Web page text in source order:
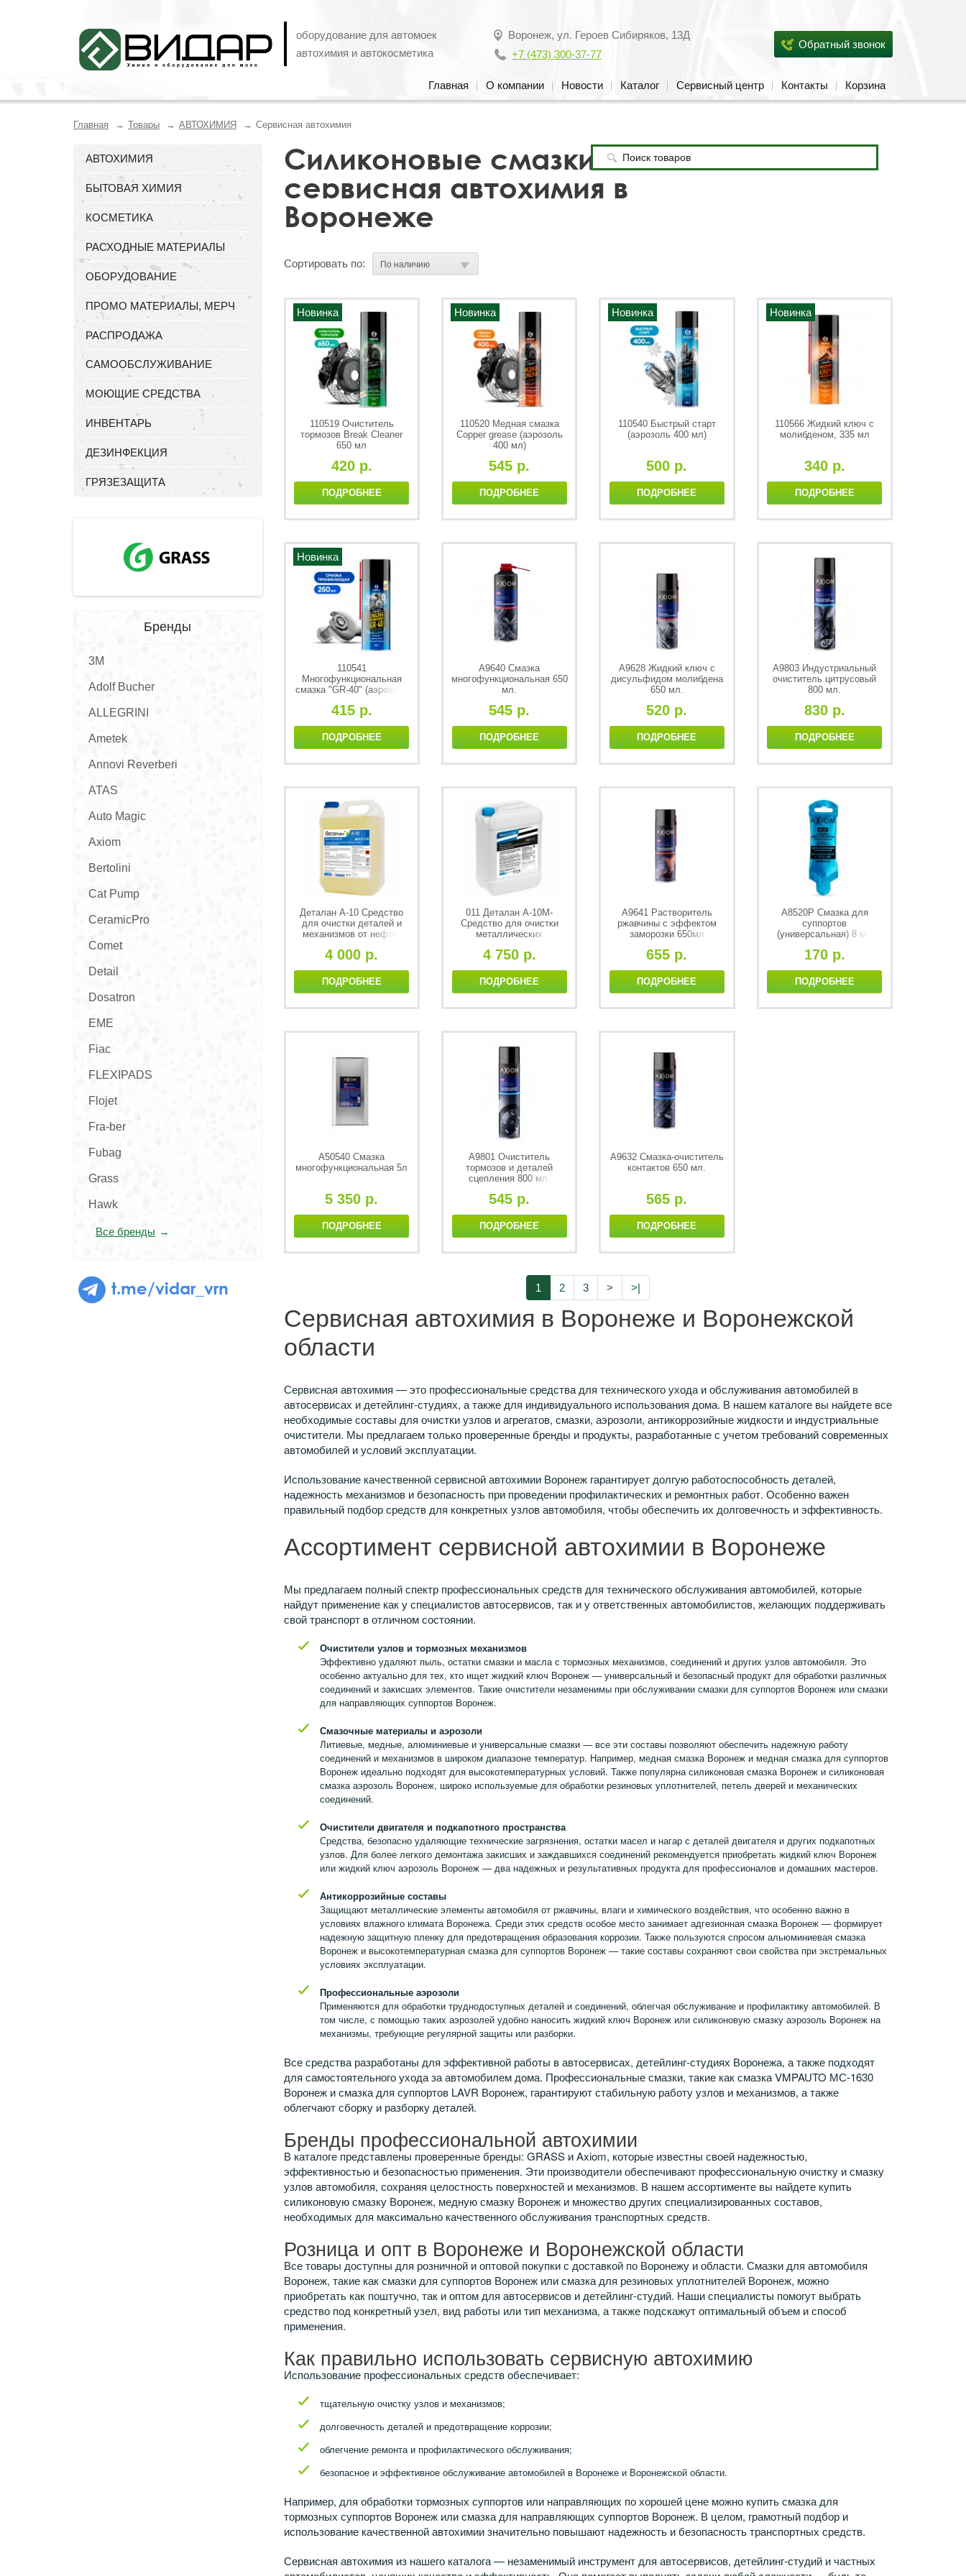
оборудование для автомоек
автохимия и автокосметика
Воронеж, ул. Героев Сибиряков, 13Д
+7 (473) 300-37-77
Обратный звонок
Главная О компании Новости Каталог Сервисный центр Контакты Корзина
Главная Товары АВТОХИМИЯ Сервисная автохимия
АВТОХИМИЯ
БЫТОВАЯ ХИМИЯ
КОСМЕТИКА
РАСХОДНЫЕ МАТЕРИАЛЫ
ОБОРУДОВАНИЕ
ПРОМО МАТЕРИАЛЫ, МЕРЧ
РАСПРОДАЖА
САМООБСЛУЖИВАНИЕ
МОЮЩИЕ СРЕДСТВА
ИНВЕНТАРЬ
ДЕЗИНФЕКЦИЯ
ГРЯЗЕЗАЩИТА
Бренды
3M
Adolf Bucher
ALLEGRINI
Ametek
Annovi Reverberi
ATAS
Auto Magic
Axiom
Bertolini
Cat Pump
CeramicPro
Comet
Detail
Dosatron
EME
Fiac
FLEXIPADS
Flojet
Fra-ber
Fubag
Grass
Hawk
Все бренды
t.me/vidar_vrn
Силиконовые смазки и
сервисная автохимия в
Воронеже
Сортировать по:
Новинка
110519 Очиститель
тормозов Break Cleaner
650 мл
420 р.
ПОДРОБНЕЕ
Новинка
110520 Медная смазка
Сopper grease (аэрозоль
400 мл)
545 р.
ПОДРОБНЕЕ
Новинка
110540 Быстрый старт
(аэрозоль 400 мл)
500 р.
ПОДРОБНЕЕ
Новинка
110566 Жидкий ключ с
молибденом, 335 мл
340 р.
ПОДРОБНЕЕ
Новинка
110541
Многофункциональная
смазка "GR-40" (аэрозоль
415 р.
ПОДРОБНЕЕ
A9640 Смазка
многофункциональная 650
мл.
545 р.
ПОДРОБНЕЕ
A9628 Жидкий ключ с
дисульфидом молибдена
650 мл.
520 р.
ПОДРОБНЕЕ
A9803 Индустриальный
очиститель цитрусовый
800 мл.
830 р.
ПОДРОБНЕЕ
Деталан А-10 Средство
для очистки деталей и
механизмов от нефте-
4 000 р.
ПОДРОБНЕЕ
011 Деталан А-10М-
Средство для очистки
металлических
минеральных смазок 10л.
4 750 р.
ПОДРОБНЕЕ
А9641 Растворитель
ржавчины с эффектом
заморозки 650мл
655 р.
ПОДРОБНЕЕ
А8520Р Смазка для
суппортов
(универсальная) 8 мл
170 р.
ПОДРОБНЕЕ
А50540 Смазка
многофункциональная 5л
5 350 р.
ПОДРОБНЕЕ
A9801 Очиститель
тормозов и деталей
сцепления 800 мл.
545 р.
ПОДРОБНЕЕ
A9632 Смазка-очиститель
контактов 650 мл.
565 р.
ПОДРОБНЕЕ
1 2 3 > >|
Сервисная автохимия в Воронеже и Воронежской
области
Сервисная автохимия — это профессиональные средства для технического ухода и обслуживания автомобилей в
автосервисах и детейлинг-студиях, а также для индивидуального использования дома. В нашем каталоге вы найдете все
необходимые составы для очистки узлов и агрегатов, смазки, аэрозоли, антикоррозийные жидкости и индустриальные
очистители. Мы предлагаем только проверенные бренды и продукты, разработанные с учетом требований современных
автомобилей и условий эксплуатации.
Использование качественной сервисной автохимии Воронеж гарантирует долгую работоспособность деталей,
надежность механизмов и безопасность при проведении профилактических и ремонтных работ. Особенно важен
правильный подбор средств для конкретных узлов автомобиля, чтобы обеспечить их долговечность и эффективность.
Ассортимент сервисной автохимии в Воронеже
Мы предлагаем полный спектр профессиональных средств для технического обслуживания автомобилей, которые
найдут применение как у специалистов автосервисов, так и у ответственных автомобилистов, желающих поддерживать
свой транспорт в отличном состоянии.
Очистители узлов и тормозных механизмов
Эффективно удаляют пыль, остатки смазки и масла с тормозных механизмов, соединений и других узлов автомобиля. Это
особенно актуально для тех, кто ищет жидкий ключ Воронеж — универсальный и безопасный продукт для обработки различных
соединений и закисших элементов. Такие очистители незаменимы при обслуживании смазки для суппортов Воронеж или смазки
для направляющих суппортов Воронеж.
Смазочные материалы и аэрозоли
Литиевые, медные, алюминиевые и универсальные смазки — все эти составы позволяют обеспечить надежную работу
соединений и механизмов в широком диапазоне температур. Например, медная смазка Воронеж и медная смазка для суппортов
Воронеж идеально подходят для высокотемпературных условий. Также популярна силиконовая смазка Воронеж и силиконовая
смазка аэрозоль Воронеж, широко используемые для обработки резиновых уплотнителей, петель дверей и механических
соединений.
Очистители двигателя и подкапотного пространства
Средства, безопасно удаляющие технические загрязнения, остатки масел и нагар с деталей двигателя и других подкапотных
узлов. Для более легкого демонтажа закисших и заждавшихся соединений рекомендуется приобретать жидкий ключ Воронеж
или жидкий ключ аэрозоль Воронеж — два надежных и результативных продукта для профессионалов и домашних мастеров.
Антикоррозийные составы
Защищают металлические элементы автомобиля от ржавчины, влаги и химического воздействия, что особенно важно в
условиях влажного климата Воронежа. Среди этих средств особое место занимает адгезионная смазка Воронеж — формирует
надежную защитную пленку для предотвращения образования коррозии. Также пользуются спросом альюминиевая смазка
Воронеж и высокотемпературная смазка для суппортов Воронеж — такие составы сохраняют свои свойства при экстремальных
условиях эксплуатации.
Профессиональные аэрозоли
Применяются для обработки труднодоступных деталей и соединений, облегчая обслуживание и профилактику автомобилей. В
том числе, с помощью таких аэрозолей удобно наносить жидкий ключ Воронеж или силиконовую смазку аэрозоль Воронеж на
механизмы, требующие регулярной защиты или разборки.
Все средства разработаны для эффективной работы в автосервисах, детейлинг-студиях Воронежа, а также подходят
для самостоятельного ухода за автомобилем дома. Профессиональные смазки, такие как смазка VMPAUTO МС-1630
Воронеж и смазка для суппортов LAVR Воронеж, гарантируют стабильную работу узлов и механизмов, а также
облегчают сборку и разборку деталей.
Бренды профессиональной автохимии
В каталоге представлены проверенные бренды: GRASS и Axiom, которые известны своей надежностью,
эффективностью и безопасностью применения. Эти производители обеспечивают профессиональную очистку и смазку
узлов автомобиля, сохраняя целостность поверхностей и механизмов. В нашем ассортименте вы найдете купить
силиконовую смазку Воронеж, медную смазку Воронеж и множество других специализированных составов,
необходимых для максимально качественного обслуживания транспортных средств.
Розница и опт в Воронеже и Воронежской области
Все товары доступны для розничной и оптовой покупки с доставкой по Воронежу и области. Смазки для автомобиля
Воронеж, такие как смазки для суппортов Воронеж или смазка для резиновых уплотнителей Воронеж, можно
приобретать как поштучно, так и оптом для автосервисов и детейлинг-студий. Наши специалисты помогут выбрать
средство под конкретный узел, вид работы или тип механизма, а также подскажут оптимальный объем и способ
применения.
Как правильно использовать сервисную автохимию
Использование профессиональных средств обеспечивает:
тщательную очистку узлов и механизмов;
долговечность деталей и предотвращение коррозии;
облегчение ремонта и профилактического обслуживания;
безопасное и эффективное обслуживание автомобилей в Воронеже и Воронежской области.
Например, для обработки тормозных суппортов или направляющих по хорошей цене можно купить смазка для
тормозных суппортов Воронеж или смазка для направляющих суппортов Воронеж. В целом, грамотный подбор и
использование качественной автохимии значительно повышают надежность и безопасность транспортных средств.
Сервисная автохимия из нашего каталога — незаменимый инструмент для автосервисов, детейлинг-студий и частных